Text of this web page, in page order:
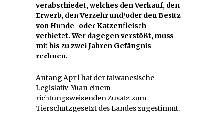
verabschiedet, welches den Verkauf, den
Erwerb, den Verzehr und/oder den Besitz
von Hunde- oder Katzenfleisch
verbietet. Wer dagegen verstößt, muss
mit bis zu zwei Jahren Gefängnis
rechnen.
Anfang April hat der taiwanesische
Legislativ-Yuan einem
richtungsweisenden Zusatz zum
Tierschutzgesetzt des Landes zugestimmt.